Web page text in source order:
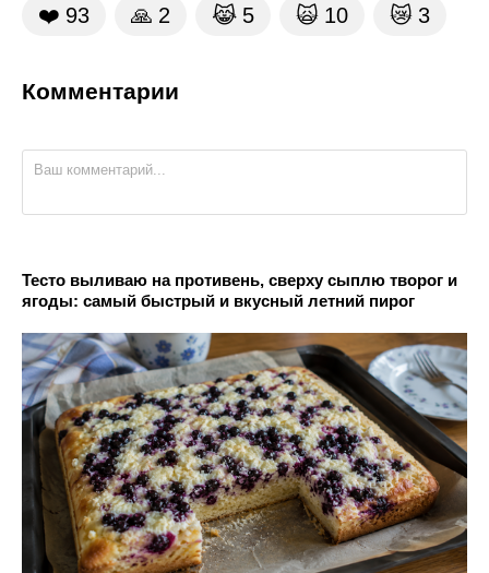
❤️ 93 🙏 2 😹 5 🙀 10 😿 3
Комментарии
Тесто выливаю на противень, сверху сыплю творог и
ягоды: самый быстрый и вкусный летний пирог